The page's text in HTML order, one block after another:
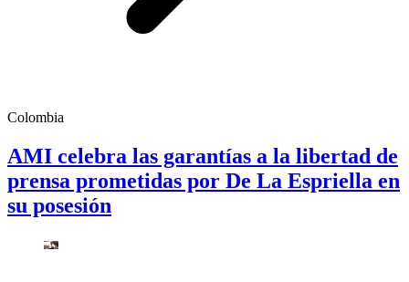
Colombia
AMI celebra las garantías a la libertad de
prensa prometidas por De La Espriella en
su posesión